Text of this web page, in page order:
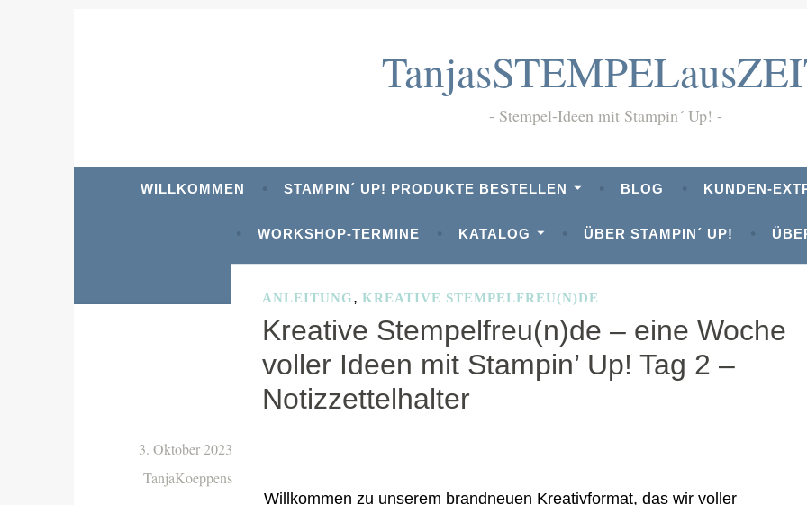
Stempel-Ideen mit Stampin´ Up!
WILLKOMMEN STAMPIN´ UP! PRODUKTE BESTELLEN BLOG KUNDEN-
WORKSHOP-TERMINE KATALOG ÜBER STAMPIN´ UP!
SCHLAGWORT:PRODUKTPAKET DANKBARER HERBST
ANLEITUNG,KREATIVE STEMPELFREU(N)DE
Kreative Stempelfreu(n)de – eine Woche
voller Ideen mit Stampin’ Up! Tag 2 –
Notizzettelhalter
3. Oktober 2023
TanjaKoeppens
Willkommen zu unserem brandneuen Kreativformat, das wir voller